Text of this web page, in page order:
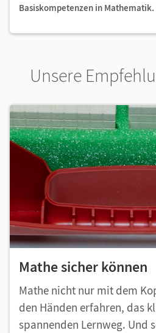
Basiskompetenzen in Mathematik.
Unsere
Mathe sicher können
Mathe nicht nur mit dem
den Händen erfahren, das
spannenden Lernweg. Und